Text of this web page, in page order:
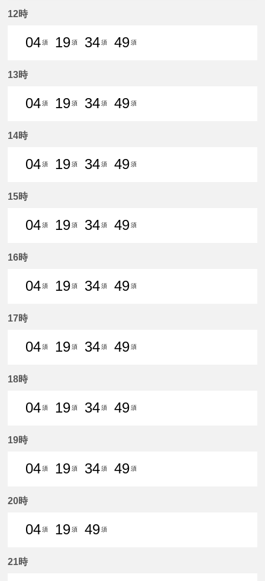
12時
04須
19須
34須
49須
13時
04須
19須
34須
49須
14時
04須
19須
34須
49須
15時
04須
19須
34須
49須
16時
04須
19須
34須
49須
17時
04須
19須
34須
49須
18時
04須
19須
34須
49須
19時
04須
19須
34須
49須
20時
04須
19須
49須
21時